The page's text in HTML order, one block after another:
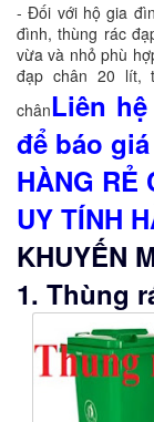
- Đối với hộ gia
đình, thùng rác
vừa và nhỏ phù
đạp chân 20 lít,
chânLiên hệ
để báo
HÀNG RẺ
UY TÍNH
KHUYẾN
1. Thùng